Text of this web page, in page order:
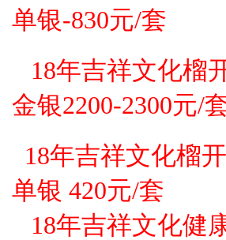
单银-830元/套
18年吉祥文化榴
金银2200-2300元/
18年吉祥文化榴
单银 420元/套
18年吉祥文化健